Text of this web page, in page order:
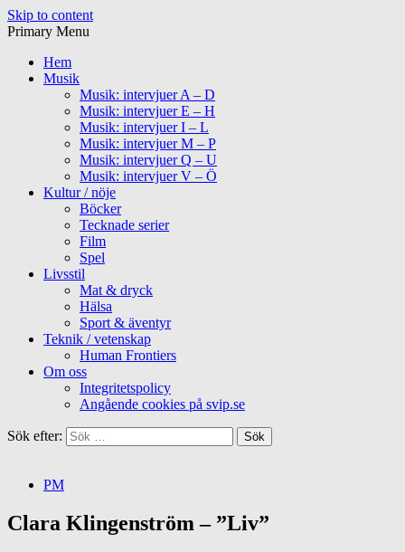
Skip to content
Primary Menu
Hem
Musik
Musik: intervjuer A – D
Musik: intervjuer E – H
Musik: intervjuer I – L
Musik: intervjuer M – P
Musik: intervjuer Q – U
Musik: intervjuer V – Ö
Kultur / nöje
Böcker
Tecknade serier
Film
Spel
Livsstil
Mat & dryck
Hälsa
Sport & äventyr
Teknik / vetenskap
Human Frontiers
Om oss
Integritetspolicy
Angående cookies på svip.se
Sök efter:
PM
Clara Klingenström – ”Liv”